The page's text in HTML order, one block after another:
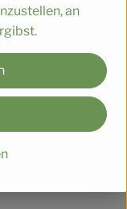
sollte kühl
werden.
an